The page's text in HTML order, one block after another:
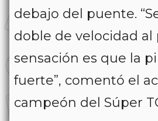
debajo del puente.
doble de velocidad al
sensación es que la
fuerte”, comentó el
campeón del Súper